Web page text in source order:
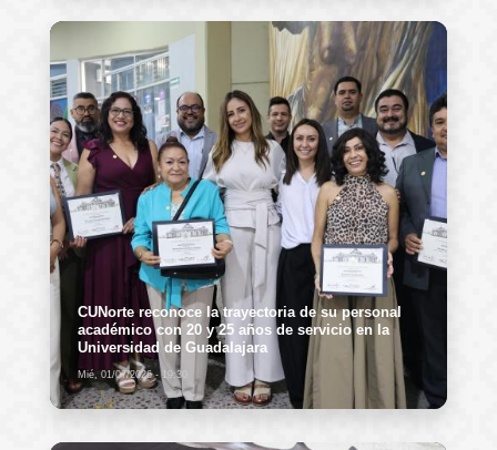
CUNorte reconoce la trayectoria de su personal
académico con 20 y 25 años de servicio en la
Universidad de Guadalajara
Mié, 01/07/2026 - 19:30